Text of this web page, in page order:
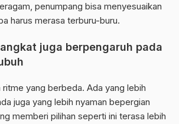
penumpang bisa menyesuaikan
harus merasa terburu-buru.
juga berpengaruh pada
yang berbeda. Ada yang lebih
juga yang lebih nyaman bepergian
memberi pilihan seperti ini terasa lebih